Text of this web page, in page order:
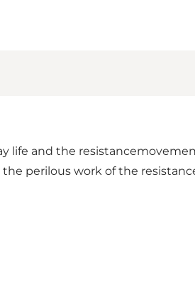
life and the
perilous work of the